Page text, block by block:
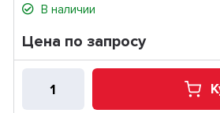
В наличии
Цена по запросу